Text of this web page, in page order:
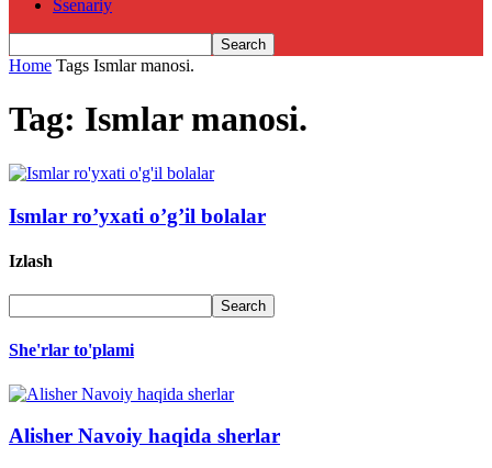
Ssenariy
Home Tags Ismlar manosi.
Tag: Ismlar manosi.
Ismlar ro’yxati o’g’il bolalar
Izlash
She'rlar to'plami
Alisher Navoiy haqida sherlar